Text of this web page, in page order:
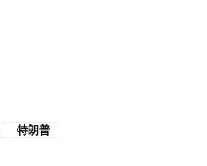
特朗普